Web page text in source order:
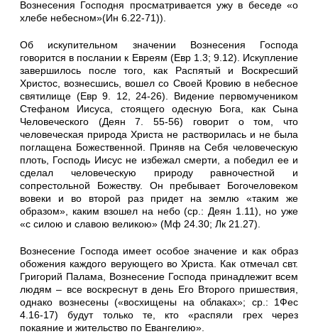
Вознесения Господня просматривается ужу в беседе «о
хлебе небесном»(Ин 6.22-71)).
Об искупительном значении Вознесения Господа
говорится в послании к Евреям (Евр 1.3; 9.12). Искупление
завершилось после того, как Распятый и Воскресший
Христос, вознесшись, вошел со Своей Кровию в небесное
святилище (Евр 9. 12, 24-26). Видение первомучеником
Стефаном Иисуса, стоящего одесную Бога, как Сына
Человеческого (Деян 7. 55-56) говорит о том, что
человеческая природа Христа не растворилась и не была
поглащена Божественной. Приняв на Себя человеческую
плоть, Господь Иисус не избежал смерти, а победил ее и
сделал человеческую природу равночестной и
сопрестольной Божеству. Он пребывает Богочеловеком
вовеки и во второй раз придет на землю «таким же
образом», каким взошел на небо (ср.: Деян 1.11), но уже
«с силою и славою великою» (Мф 24.30; Лк 21.27).
Вознесение Господа имеет особое значение и как образ
обожения каждого верующего во Христа. Как отмечал свт.
Григорий Палама, Вознесение Господа принадлежит всем
людям – все воскреснут в день Его Второго пришествия,
однако вознесены («восхищены на облаках»; ср.: 1Фес
4.16-17) будут только те, кто «распяли грех через
покаяние и жительство по Евангелию».